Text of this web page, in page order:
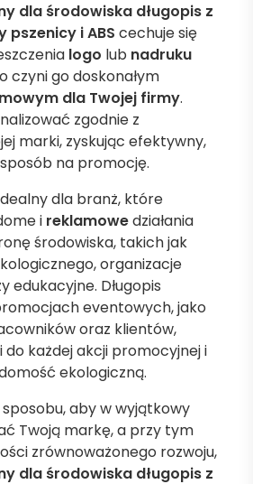
dla środowiska długopis z
pszenicy i ABS cechuje się
logo lub nadruku
czyni go doskonałym
dla Twojej firmy.
zgodnie z
marki, zyskując efektywny,
na promocję.
dla branż, które
i reklamowedziałania
środowiska, takich jak
organizacje
Długopis
eventowych, jako
oraz klientów,
każdej akcji promocyjnej i
ekologiczną.
sposobu, aby w wyjątkowy
Twoją markę, a przy tym
zrównoważonego rozwoju,
dla środowiska długopis z